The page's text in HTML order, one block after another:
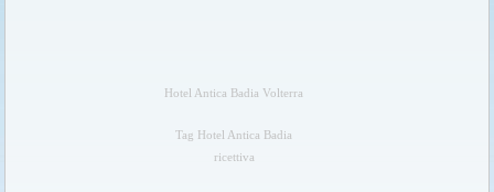
Hotel Antica Badia Volterra
Tag Hotel Antica Badia
ricettiva